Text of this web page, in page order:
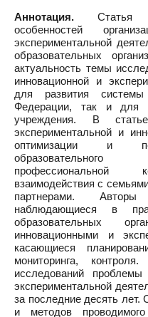
Аннотация. Статья
особенностей
экспериментальной
образовательных
актуальность темы
инновационной и
для развития
Федерации, так и для
учреждения. В
экспериментальной и
оптимизации и
профессиональной
взаимодействия с
партнерами. Авторы
наблюдающиеся в
образовательных
инновационными и
касающиеся
мониторинга,
исследований
экспериментальной
за последние десять лет.
и методов